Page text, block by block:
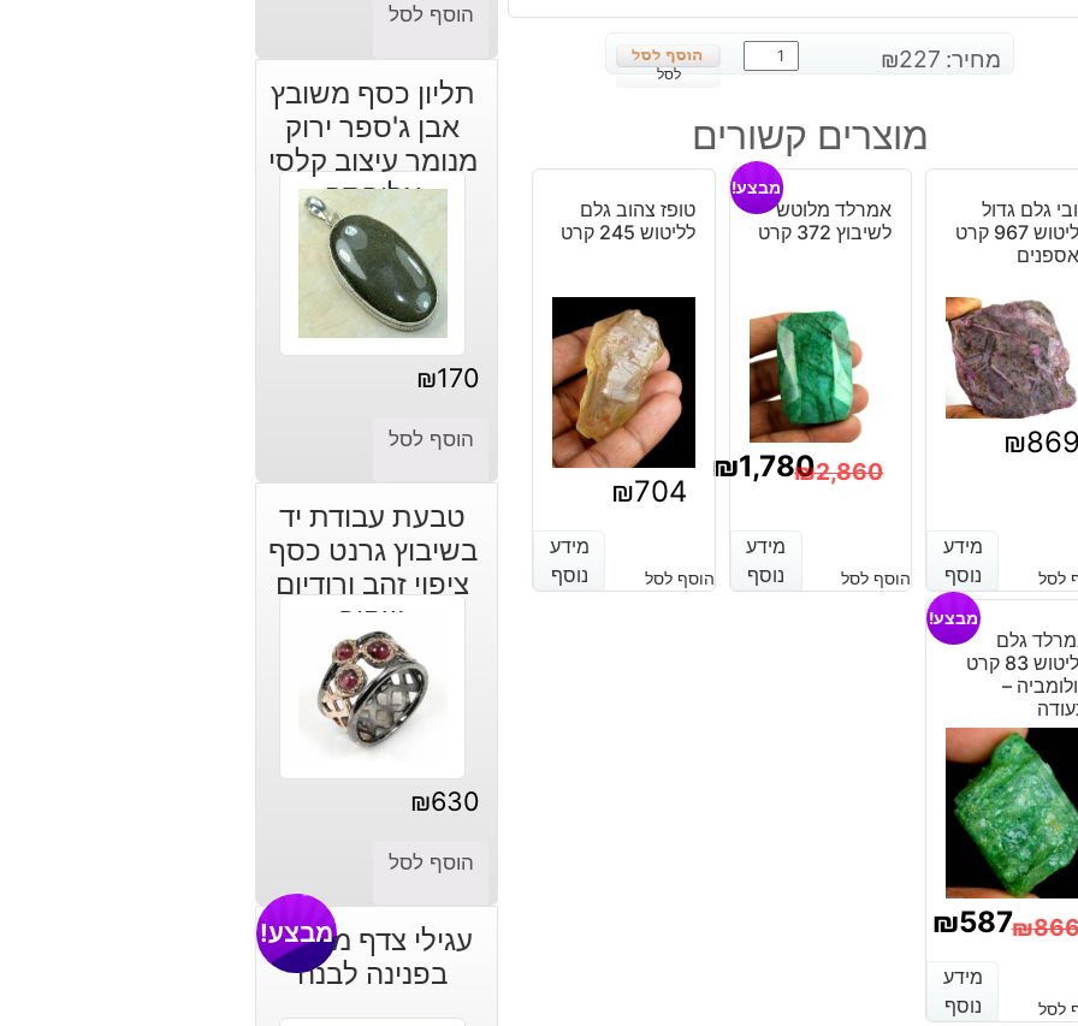
מחיר: ₪227
כמות
של
קריסטל
מלוטש
לשיבוץ
3
יחידות
29.45
קרט
לסל
מוצרים קשורים
גלם גדול
לליטוש 967 קרט
₪869
מידע
נוסף
לסל
מידע
נוסף
אמרלד מלוטש
לשיבוץ 372 קרט
מבצע!
₪2,860
היה:
₪1,780
הוא:
מידע
נוסף
הוסף לסל
מידע
נוסף
טופז צהוב גלם
לליטוש 245 קרט
₪704
מידע
נוסף
הוסף לסל
מידע
נוסף
גלם
לליטוש 83 קרט
–
מבצע!
₪
₪587
מידע
נוסף
לסל
מידע
נוסף
הוסף לסל
תליון כסף משובץ
אבן ג'ספר ירוק
מנומר עיצוב קלסי
אליפסה
₪170
הוסף לסל
טבעת עבודת יד
בשיבוץ גרנט כסף
ציפוי זהב ורודיום
שחור
₪630
הוסף לסל
עגילי צדף משובץ
בפנינה לבנה
מבצע!